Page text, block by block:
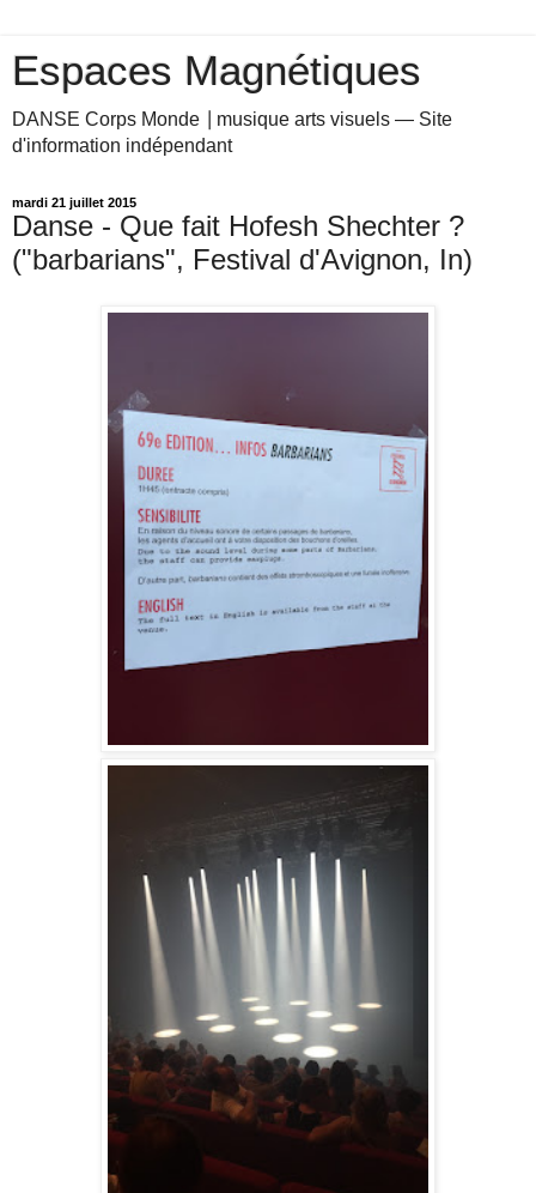
Espaces Magnétiques
DANSE Corps Monde ⎥ musique arts visuels — Site
d'information indépendant
mardi 21 juillet 2015
Danse - Que fait Hofesh Shechter ?
("barbarians", Festival d'Avignon, In)